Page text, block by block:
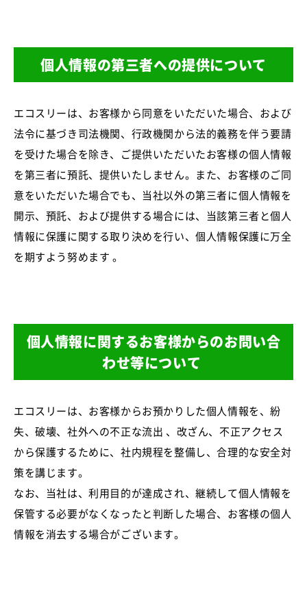
個人情報の第三者への提供について
エコスリーは、お客様から同意をいただいた場合、および
法令に基づき司法機関、行政機関から法的義務を伴う要請
を受けた場合を除き、ご提供いただいたお客様の個人情報
を第三者に預託、提供いたしません。また、お客様のご同
意をいただいた場合でも、当社以外の第三者に個人情報を
開示、預託、および提供する場合には、当該第三者と個人
情報に保護に関する取り決めを行い、個人情報保護に万全
を期すよう努めます 。
個人情報に関するお客様からのお問い合
わせ等について
エコスリーは、お客様からお預かりした個人情報を、紛
失、破壊、社外への不正な流出 、改ざん、不正アクセス
から保護するために、社内規程を整備し、合理的な安全対
策を講じます。
なお、当社は、利用目的が達成され、継続して個人情報を
保管する必要がなくなったと判断した場合、お客様の個人
情報を消去する場合がございます。